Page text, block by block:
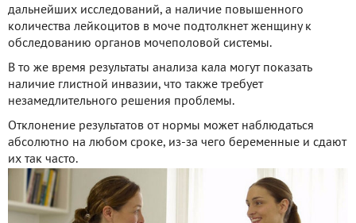
дальнейших исследований, а наличие повышенного
количества лейкоцитов в моче подтолкнет женщину к
обследованию органов мочеполовой системы.
В то же время результаты анализа кала могут показать
наличие глистной инвазии, что также требует
незамедлительного решения проблемы.
Отклонение результатов от нормы может наблюдаться
абсолютно на любом сроке, из-за чего беременные и сдают
их так часто.